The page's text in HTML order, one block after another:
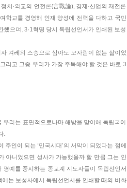
치·외교의 언전론(言戰論), 경제·산업의 재전론
학교를 경영해 인재 양성에 전력을 다하고 국민
으며, 3·1혁명 당시 독립선언서가 인쇄된 보성
겨레의 스승으로 삼아도 모자람이 없는 삶이었
리고 그중 우리가 가장 주목해야 할 것은 바로 3
리는 표면적으로나마 해방을 맞이해 독립국이
.
인이 되는 ‘민국시대’의 서막이 되었다는 점에
아니었으면 성사가 가능했을까 할 만큼 그는 인
명예를 중시하는 종교계 지도자들이 독립선언서
는 보성사에서 독립선언서를 인쇄할 때의 비화